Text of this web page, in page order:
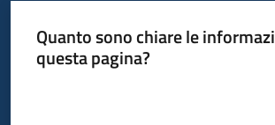
Quanto sono chiare le
questa pagina?